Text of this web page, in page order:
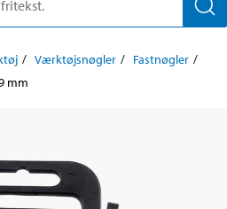
Værktøjsnøgler
Fastnøgler
mm